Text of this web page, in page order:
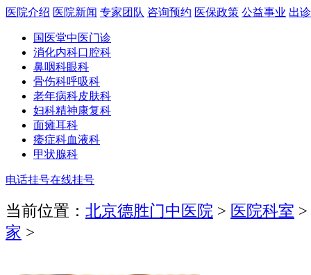
医院介绍 医院新闻 专家团队 咨询预约 医保政策 公益事业 出
国医堂中医门诊
消化内科口腔科
鼻咽科眼科
骨伤科呼吸科
老年病科皮肤科
妇科精神康复科
面瘫耳科
痿症科血液科
甲状腺科
电话挂号在线挂号
当前位置： 北京德胜门中医院 > 医院科室 >
家 >